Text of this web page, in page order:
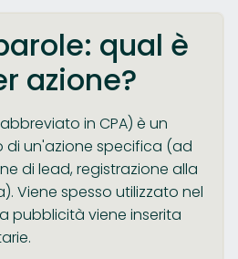
qual è
azione?
in CPA) è un
un'azione specifica (ad
di lead, registrazione alla
Viene spesso utilizzato nel
pubblicità viene inserita